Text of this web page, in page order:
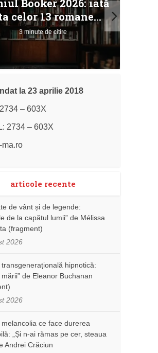
Booker 2026: iată
celor 13 romane...
3 minute de citire
la 23 aprilie 2018
– 603X
2734 – 603X
ma.ro
articole recente
de vânt și de legende:
de la capătul lumii” de Mélissa
(fragment)
2026
hipnotică:
mării” de Eleanor Buchanan
2026
melancolia ce face durerea
„Și n-ai rămas pe cer, steaua
Andrei Crăciun